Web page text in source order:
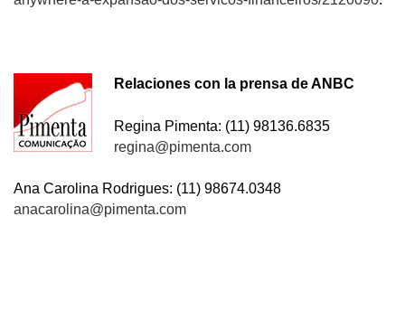
Relaciones con la prensa de ANBC
Regina Pimenta: (11) 98136.6835
regina@pimenta.com
Ana Carolina Rodrigues: (11) 98674.0348
anacarolina@pimenta.com